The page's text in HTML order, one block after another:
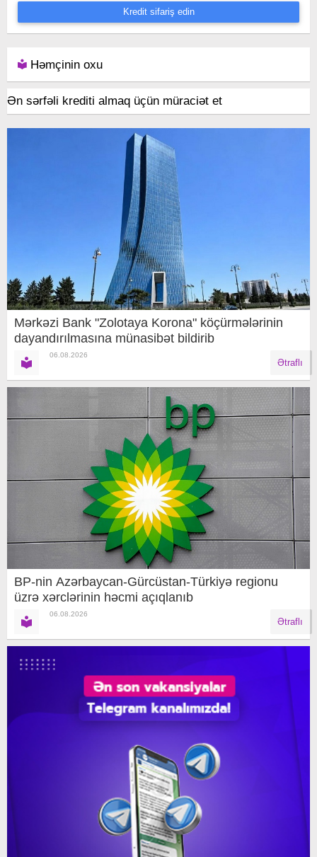
Kredit sifariş edin
Həmçinin oxu
Ən sərfəli krediti almaq üçün müraciət et
Mərkəzi Bank "Zolotaya Korona" köçürmələrinin
dayandırılmasına münasibət bildirib
06.08.2026
Ətraflı
BP-nin Azərbaycan-Gürcüstan-Türkiyə regionu
üzrə xərclərinin həcmi açıqlanıb
06.08.2026
Ətraflı